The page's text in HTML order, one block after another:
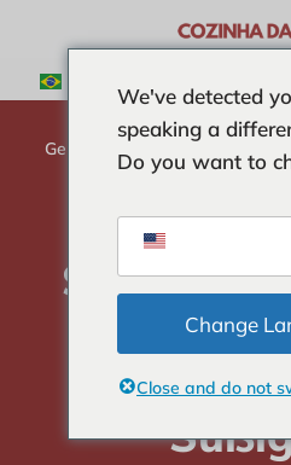
Inhalt
ZUTATEN -
Geheimnisse und Vorteile
Melado:
Sie die
und
We've detected
speaking a
Do you want to
Change
Close and do not